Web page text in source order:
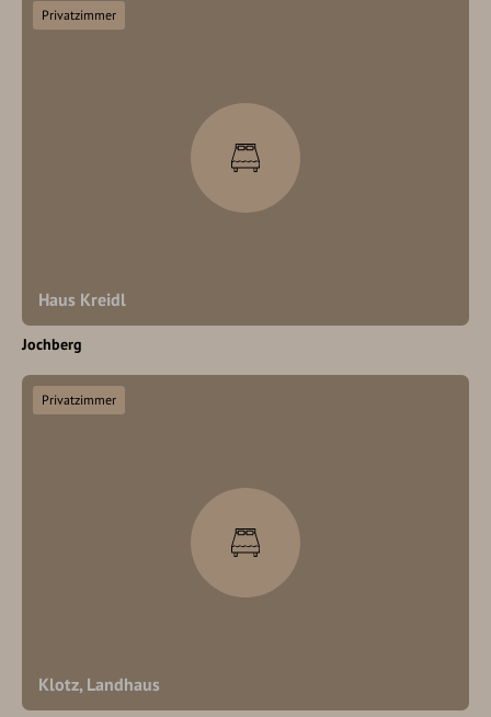
Haus Kreidl
Privatzimmer
Jochberg
Klotz, Landhaus
Privatzimmer